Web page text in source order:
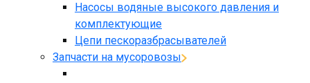
Насосы водяные высокого давления и
комплектующие
Цепи пескоразбрасывателей
Запчасти на мусоровозы